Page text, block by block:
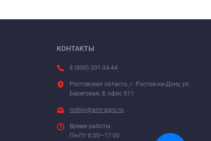
КОНТАКТЫ
8 (800) 301-34-44
Ростовская область, г. Ростов-на-Дону, ул.
Береговая, 8, офис 911
rostov@amr-agro.ru
Время работы:
Пн-Пт 8:00—17:00